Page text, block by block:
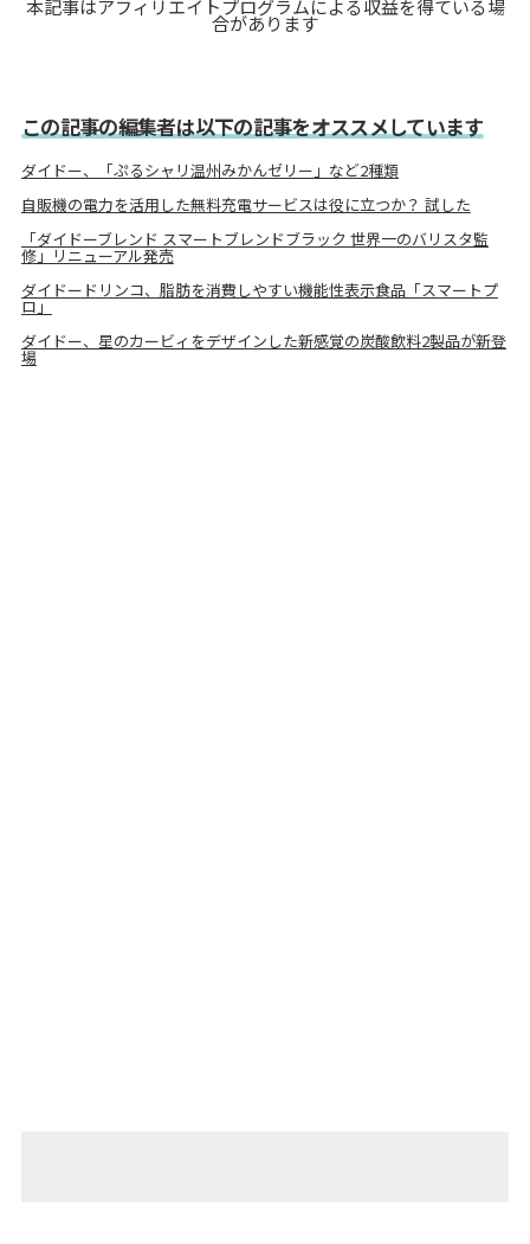
本記事はアフィリエイトプログラムによる収益を得ている場
合があります
この記事の編集者は以下の記事をオススメしています
ダイドー、「ぷるシャリ温州みかんゼリー」など2種類
自販機の電力を活用した無料充電サービスは役に立つか？ 試した
「ダイドーブレンド スマートブレンドブラック 世界一のバリスタ監
修」リニューアル発売
ダイドードリンコ、脂肪を消費しやすい機能性表示食品「スマートプ
ロ」
ダイドー、星のカービィをデザインした新感覚の炭酸飲料2製品が新登
場